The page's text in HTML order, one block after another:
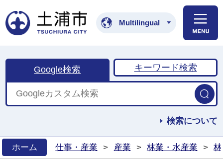
土浦市公式ホームペ
Multilingual
Google検索 キーワード検索
検索について
ホーム
仕事・産業 > 産業 > 林業・水産業 >